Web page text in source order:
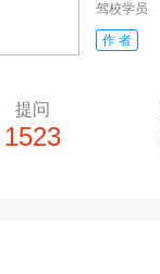
驾校学员
作 者
提问
1523